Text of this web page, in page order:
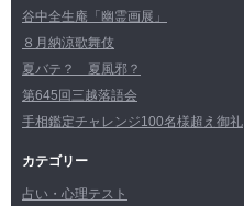
谷中全生庵「幽霊画展」
８月納涼歌舞伎
夏バテ？ 夏風邪？
第645回三越落語会
手相鑑定チャレンジ100名様超え御礼
カテゴリー
占い・心理テスト